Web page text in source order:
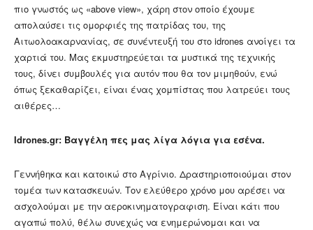
πιο γνωστός ως «above view», χάρη στον οποίο έχουμε
απολαύσει τις ομορφιές της πατρίδας του, της
Αιτωολοακαρνανίας, σε συνέντευξή του στο idrones ανοίγει τα
χαρτιά του. Μας εκμυστηρεύεται τα μυστικά της τεχνικής
τους, δίνει συμβουλές για αυτόν που θα τον μιμηθούν, ενώ
όπως ξεκαθαρίζει, είναι ένας χομπίστας που λατρεύει τους
αιθέρες…
Idrones.gr: Βαγγέλη πες μας λίγα λόγια για εσένα.
Γεννήθηκα και κατοικώ στο Αγρίνιο. Δραστηριοποιούμαι στον
τομέα των κατασκευών. Τον ελεύθερο χρόνο μου αρέσει να
ασχολούμαι με την αεροκινηματογραφιση. Είναι κάτι που
αγαπώ πολύ, θέλω συνεχώς να ενημερώνομαι και να